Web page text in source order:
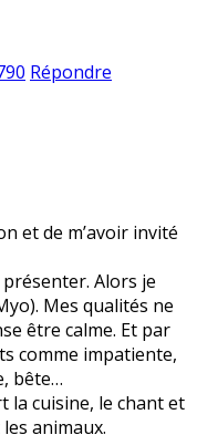
Répondre
et de m’avoir invité
Alors je
Mes qualités ne
être calme. Et par
comme impatiente,
bête…
la cuisine, le chant et
animaux.